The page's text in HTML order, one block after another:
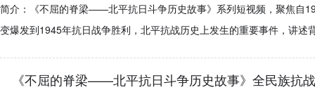
简介：《不屈的脊梁——北平抗日斗争历史故事》系列短视频，聚焦自
变爆发到1945年抗日战争胜利，北平抗战历史上发生的重要事件，讲述
《不屈的脊梁——北平抗日斗争历史故事》全民族抗